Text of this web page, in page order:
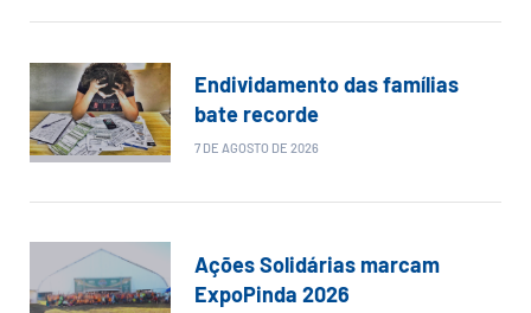
Endividamento das famílias
bate recorde
7 DE AGOSTO DE 2026
Ações Solidárias marcam
ExpoPinda 2026